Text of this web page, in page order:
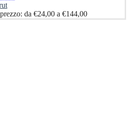
da €24,00 a €144,00